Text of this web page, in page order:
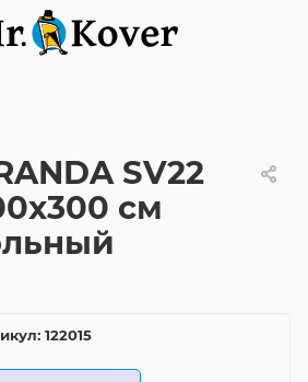
SV22
см
122015